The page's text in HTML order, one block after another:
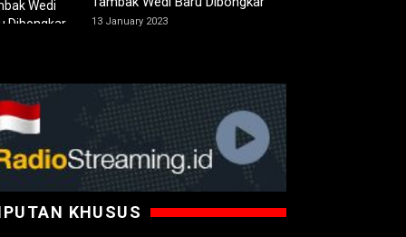
13 January 2023
KHUSUS